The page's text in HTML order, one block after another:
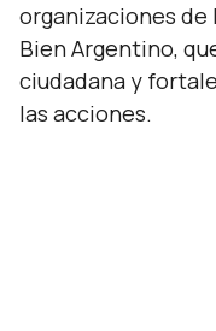
organizaciones de
Bien Argentino,
ciudadana y
las acciones.